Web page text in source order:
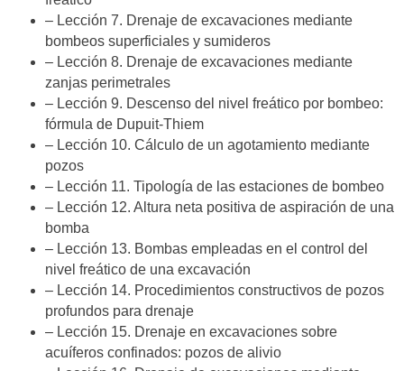
– Lección 7. Drenaje de excavaciones mediante
bombeos superficiales y sumideros
– Lección 8. Drenaje de excavaciones mediante
zanjas perimetrales
– Lección 9. Descenso del nivel freático por bombeo:
fórmula de Dupuit-Thiem
– Lección 10. Cálculo de un agotamiento mediante
pozos
– Lección 11. Tipología de las estaciones de bombeo
– Lección 12. Altura neta positiva de aspiración de una
bomba
– Lección 13. Bombas empleadas en el control del
nivel freático de una excavación
– Lección 14. Procedimientos constructivos de pozos
profundos para drenaje
– Lección 15. Drenaje en excavaciones sobre
acuíferos confinados: pozos de alivio